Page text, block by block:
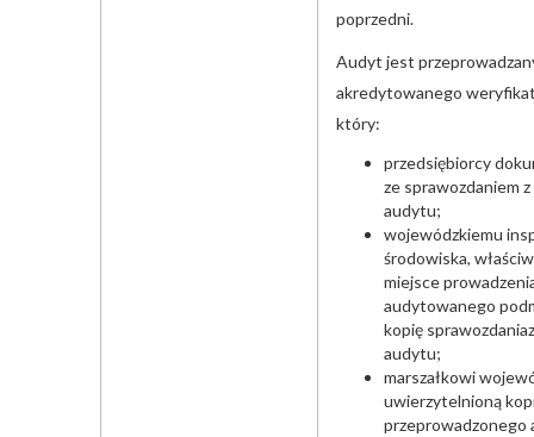
poprzedni.
Audyt jest
akredytowanego
który:
przedsiębiorcy
ze sprawozdaniem
audytu;
wojewódzkiemu
środowiska,
miejsce
audytowanego
kopię
audytu;
marszałkowi
uwierzytelnioną
przeprowadzonego